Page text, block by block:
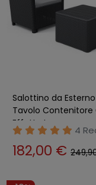
Salottino da
Tavolo Contenitore
Effetto Legno
4
182,00 €